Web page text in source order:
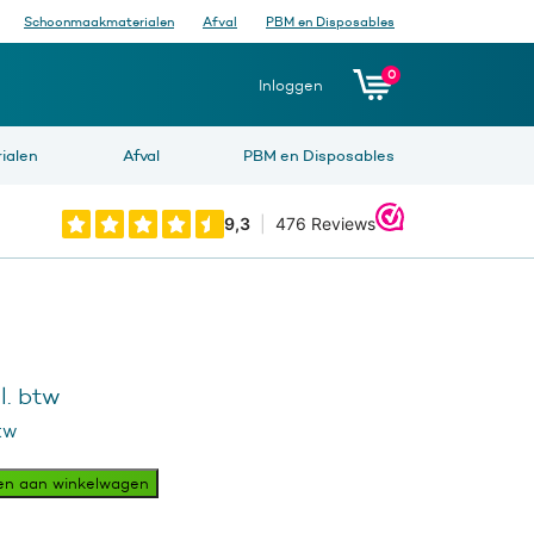
Schoonmaakmaterialen Afval PBM en Disposables
Inloggen
0
Afval PBM en Disposables
btw
aan winkelwagen